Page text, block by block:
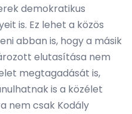
demokratikus
is. Ez lehet a közös
abban is, hogy a másik
elutasítása nem
megtagadását is,
is a közélet
nem csak Kodály